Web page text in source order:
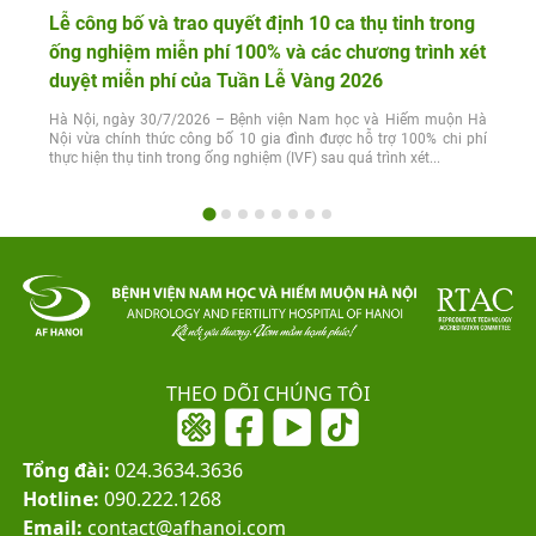
Lễ công bố và trao quyết định 10 ca thụ tinh trong
ống nghiệm miễn phí 100% và các chương trình xét
duyệt miễn phí của Tuần Lễ Vàng 2026
Hà Nội, ngày 30/7/2026 – Bệnh viện Nam học và Hiếm muộn Hà
Nội vừa chính thức công bố 10 gia đình được hỗ trợ 100% chi phí
thực hiện thụ tinh trong ống nghiệm (IVF) sau quá trình xét...
THEO DÕI CHÚNG TÔI
Tổng đài: 024.3634.3636
Hotline: 090.222.1268
Email: contact@afhanoi.com